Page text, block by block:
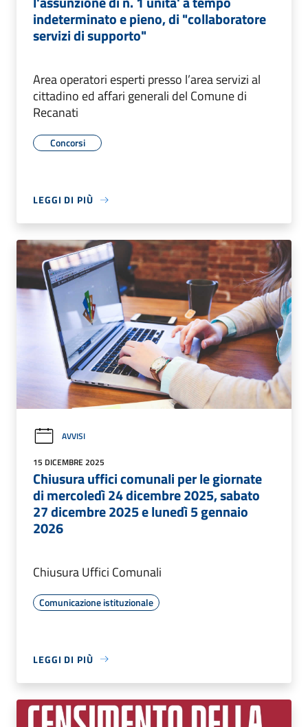
indeterminato e pieno, di "collaboratore
servizi di supporto"
Area operatori esperti presso l’area servizi al
cittadino ed affari generali del Comune di
Recanati
Concorsi
LEGGI DI PIÙ
AVVISI
15 DICEMBRE 2025
Chiusura uffici comunali per le giornate
di mercoledì 24 dicembre 2025, sabato
27 dicembre 2025 e lunedì 5 gennaio
2026
Chiusura Uffici Comunali
Comunicazione istituzionale
LEGGI DI PIÙ